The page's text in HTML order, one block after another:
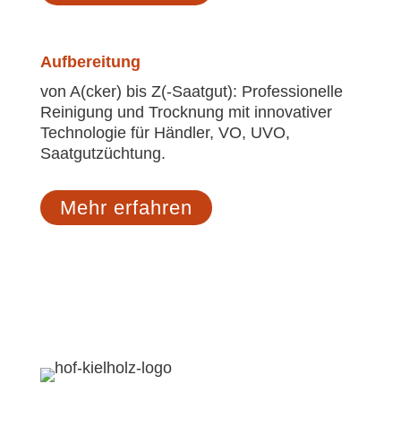
Aufbereitung
von A(cker) bis Z(-Saatgut): Professionelle
Reinigung und Trocknung mit innovativer
Technologie für Händler, VO, UVO,
Saatgutzüchtung.
Mehr erfahren